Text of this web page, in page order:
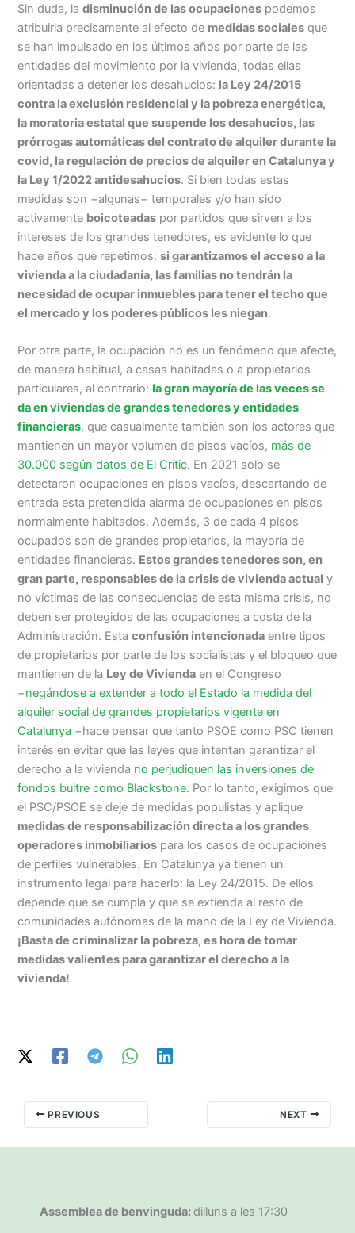
Sin duda, ladisminución de las ocupaciones podemos
atribuirla precisamente al efecto de medidas sociales que
se han impulsado en los últimos años por parte de las
entidades del movimiento por la vivienda, todas ellas
orientadas a detener los desahucios: la Ley 24/2015
contra la exclusión residencial y la pobreza energética,
la moratoria estatal que suspende los desahucios, las
prórrogas automáticas del contrato de alquiler durante la
covid, la regulación de precios de alquiler en Catalunya y
la Ley 1/2022 antidesahucios. Si bien todas estas
medidas son −algunas− temporales y/o han sido
activamente boicoteadas por partidos que sirven a los
intereses de los grandes tenedores, es evidente lo que
hace años que repetimos:si garantizamos el acceso a la
vivienda a la ciudadanía, las familias no tendrán la
necesidad de ocupar inmuebles para tener el techo que
el mercado y los poderes públicos les niegan.
Por otra parte, la ocupación no es un fenómeno que afecte,
de manera habitual, a casas habitadas o a propietarios
particulares, al contrario: la gran mayoría de las veces se
da en viviendas de grandes tenedores y entidades
financieras, que casualmente también son los actores que
mantienen un mayor volumen de pisos vacíos, más de
30.000 según datos de El Crític. En 2021 solo se
detectaron ocupaciones en pisos vacíos, descartando de
entrada esta pretendida alarma de ocupaciones en pisos
normalmente habitados. Además, 3 de cada 4 pisos
ocupados son de grandes propietarios, la mayoría de
entidades financieras. Estos grandes tenedores son, en
gran parte, responsables de la crisis de vivienda actual y
no víctimas de las consecuencias de esta misma crisis, no
deben ser protegidos de las ocupaciones a costa de la
Administración. Estaconfusión intencionada entre tipos
de propietarios por parte de los socialistas y el bloqueo que
mantienen de la Ley de Vivienda en el Congreso
−negándose a extender a todo el Estado la medida del
alquiler social de grandes propietarios vigente en
Catalunya −hace pensar que tanto PSOE como PSC tienen
interés en evitar que las leyes que intentan garantizar el
derecho a la vivienda no perjudiquen las inversiones de
fondos buitre como Blackstone. Por lo tanto, exigimos que
el PSC/PSOE se deje de medidas populistas y aplique
medidas de responsabilización directa a los grandes
operadores inmobiliarios para los casos de ocupaciones
de perfiles vulnerables. En Catalunya ya tienen un
instrumento legal para hacerlo: la Ley 24/2015. De ellos
depende que se cumpla y que se extienda al resto de
comunidades autónomas de la mano de la Ley de Vivienda.
¡Basta de criminalizar la pobreza, es hora de tomar
medidas valientes para garantizar el derecho a la
vivienda!
PREVIOUS NEXT
Assemblea de benvinguda: dilluns a les 17:30